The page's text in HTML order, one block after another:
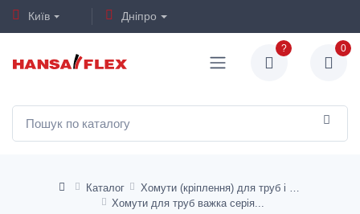
Київ Дніпро
? 0
Каталог
Хомути для труб важка серія